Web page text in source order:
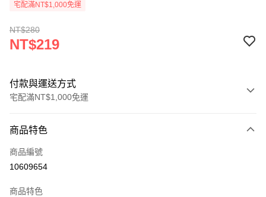
宅配滿NT$1,000免運
NT$280
NT$219
付款與運送方式
宅配滿NT$1,000免運
信用卡一次付款
LINE Pay
商品特色
商品編號
10609654
商品特色